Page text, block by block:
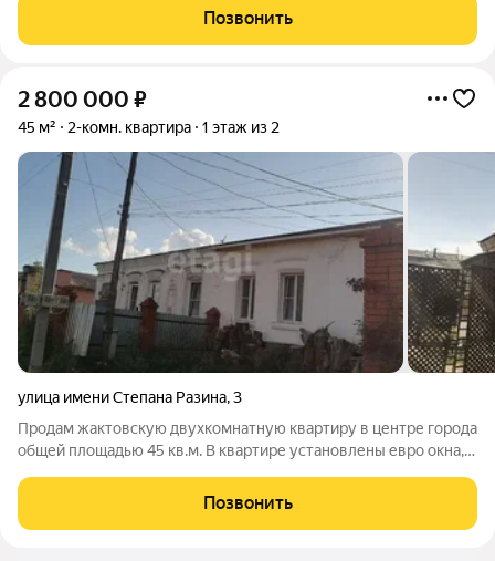
отличается удачной планировкой: просторные комнаты и
кухня-столовая создают атмосферу
Позвонить
2 800 000 ₽
45 м² 2-комн. квартира 1 этаж из 2
улица имени Степана Разина,3
Продам жактовскую двухкомнатную квартиру в центре города
общей площадью 45 кв.м. В квартире установлены евро окна,
канализация септик. В квартире современный качественный
ремонт. Небольшая веранда.
Позвонить